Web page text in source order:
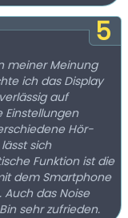
5
meiner Meinung
ich das Display
auf
Einstellungen
Hör-
sich
Funktion ist die
dem Smartphone
das Noise
sehr zufrieden.